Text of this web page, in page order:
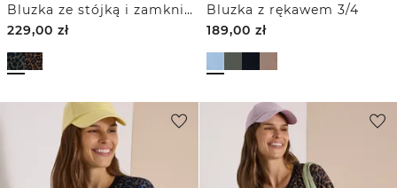
Bluzka ze stójką i zamkniem błyskawicznym
229,00 zł
Bluzka z rękawem 3/4
189,00 zł